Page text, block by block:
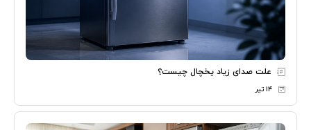
علت صدای زیاد یخچال چیست؟
۱۴ تیر